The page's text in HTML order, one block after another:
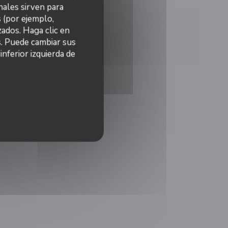
sirven para
(por ejemplo,
Haga clic en
cambiar sus
izquierda de